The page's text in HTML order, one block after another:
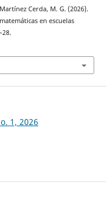
Cerda, M. G. (2026).
en escuelas
1, 2026